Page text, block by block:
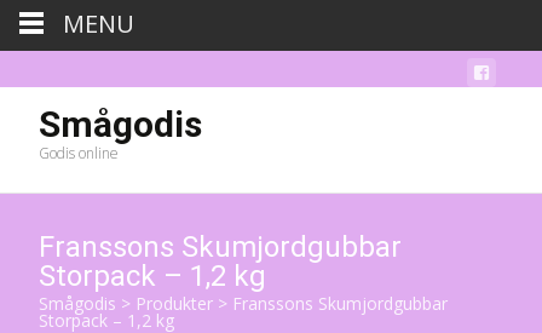
Smågodis
Godis online
Franssons Skumjordgubbar
Storpack – 1,2 kg
Smågodis > Produkter > Franssons Skumjordgubbar
Storpack – 1,2 kg
MENU